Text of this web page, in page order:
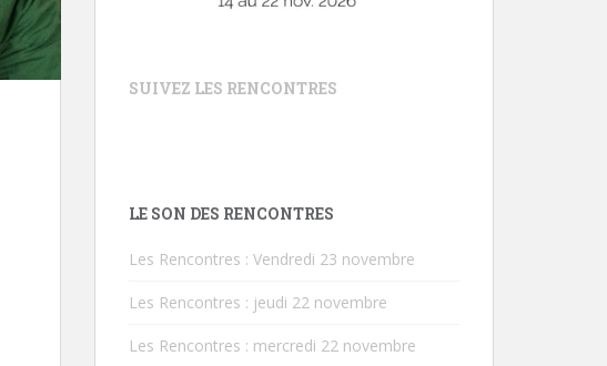
SUIVEZ LES RENCONTRES
LE SON DES RENCONTRES
Les Rencontres : Vendredi 23 novembre
Les Rencontres : jeudi 22 novembre
Les Rencontres : mercredi 22 novembre